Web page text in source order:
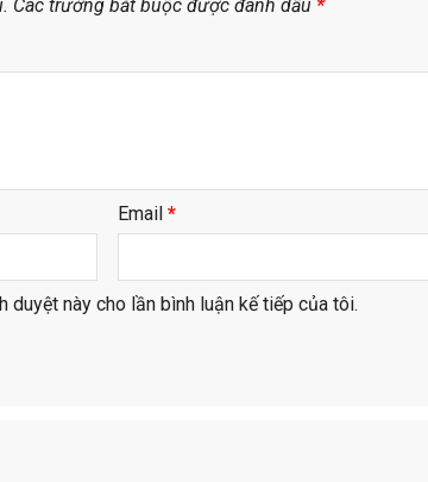
Các trường bắt buộc được đánh dấu *
Email*
này cho lần bình luận kế tiếp của tôi.